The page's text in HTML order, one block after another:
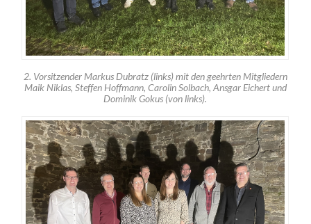
2. Vorsitzender Markus Dubratz (links) mit den geehrten Mitgliedern
Maik Niklas, Steffen Hoffmann, Carolin Solbach, Ansgar Eichert und
Dominik Gokus (von links).